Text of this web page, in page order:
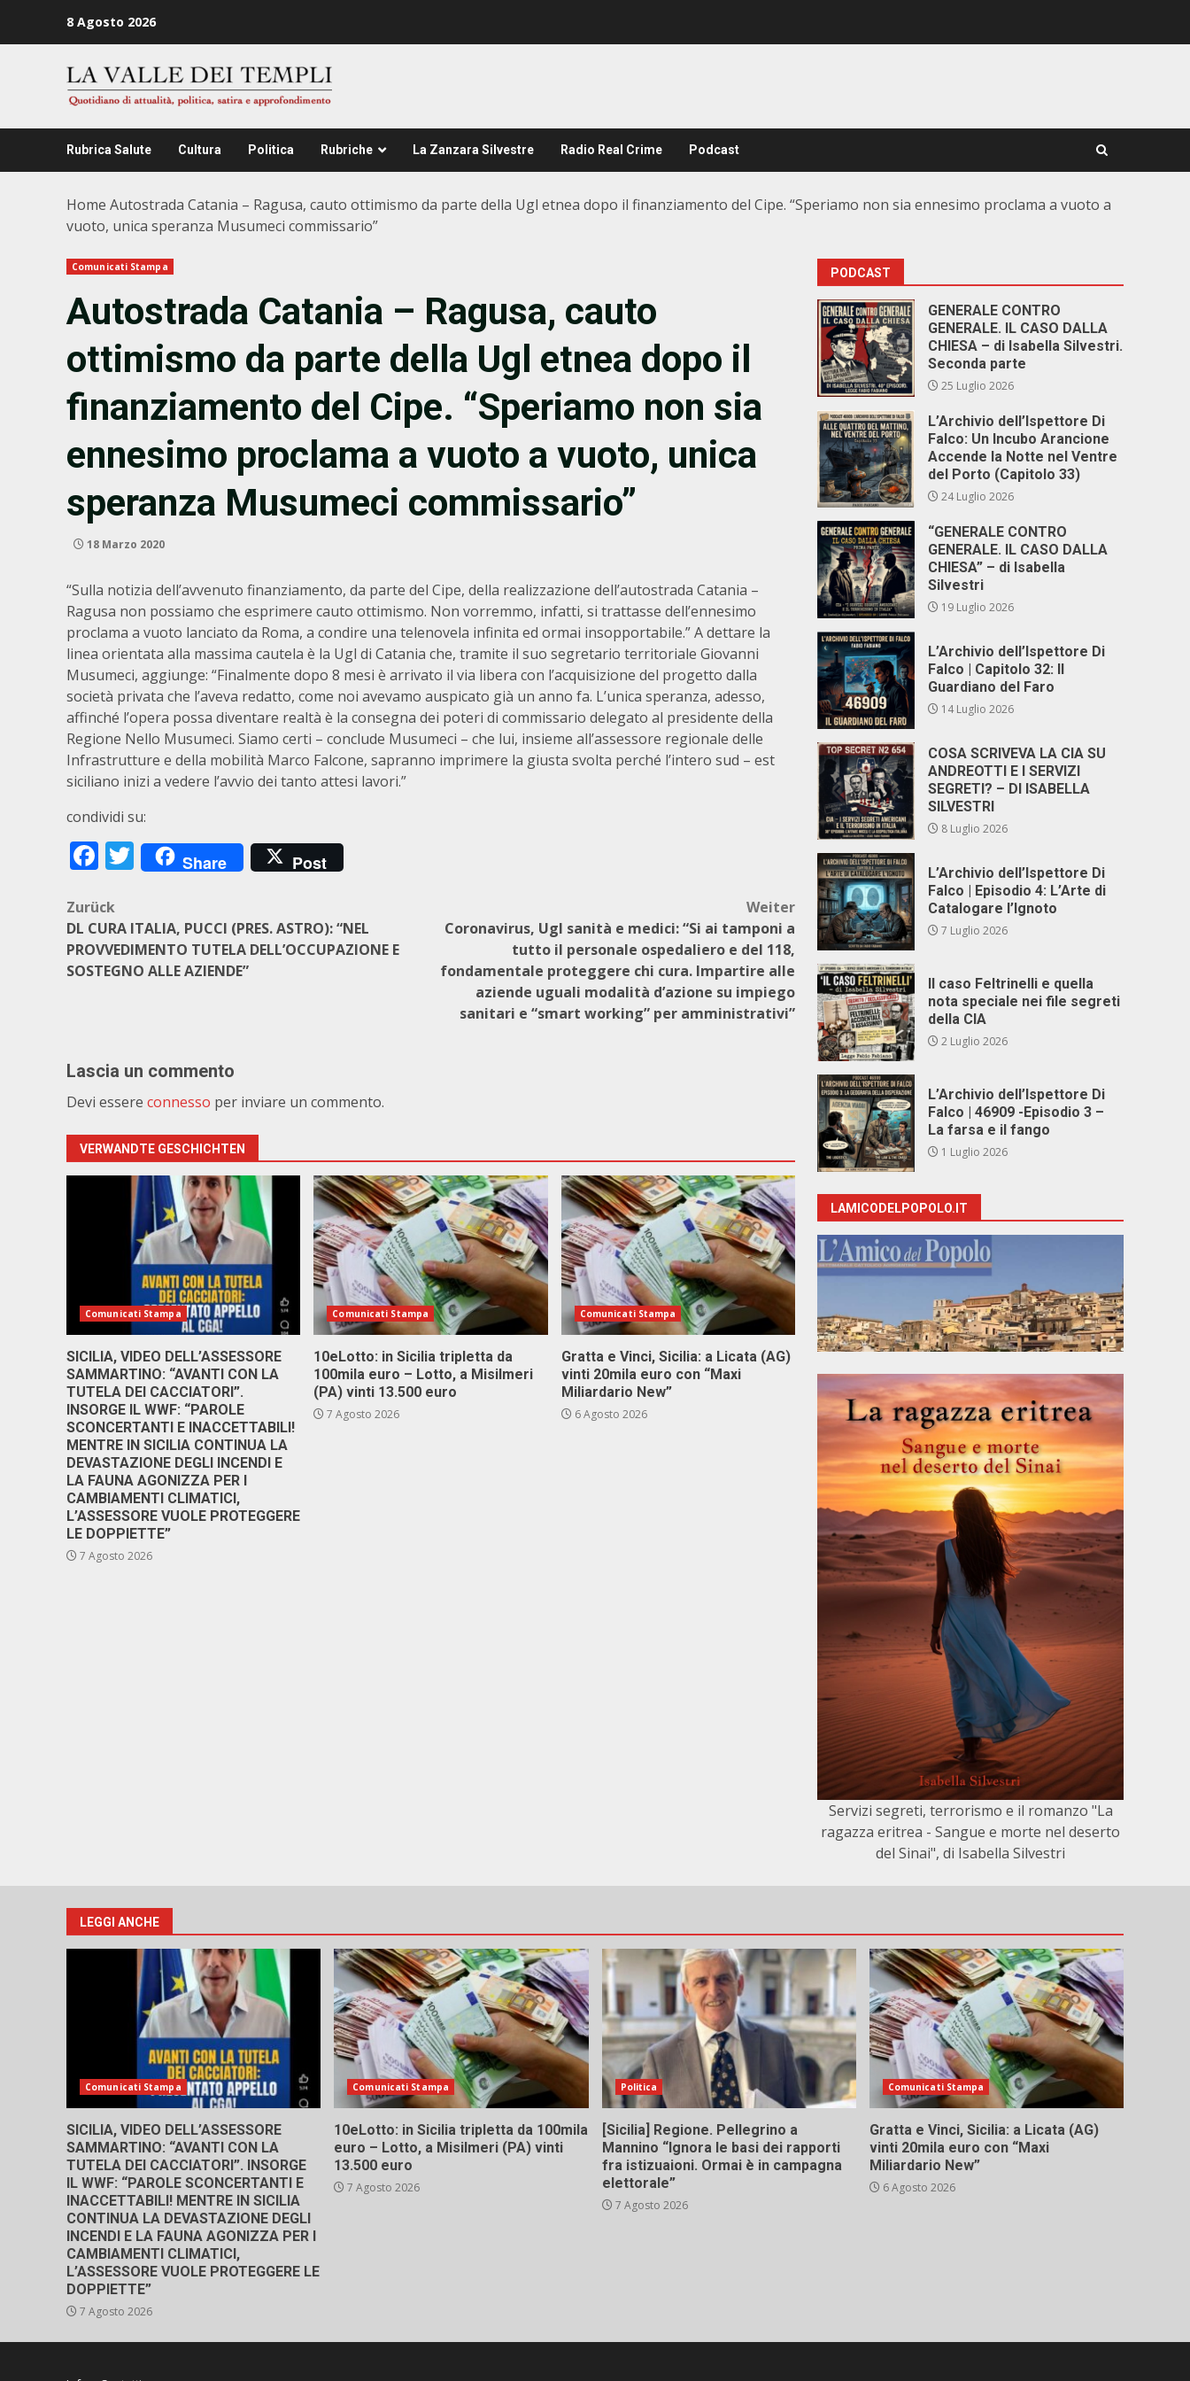
8 Agosto 2026
Rubrica Salute Cultura Politica Rubriche La Zanzara Silvestre Radio Real Crime Podcast
Home Autostrada Catania – Ragusa, cauto ottimismo da parte della Ugl etnea dopo il finanziamento del Cipe. “Speriamo non sia ennesimo proclama a vuoto a
vuoto, unica speranza Musumeci commissario”
Comunicati Stampa
Autostrada Catania – Ragusa, cauto
ottimismo da parte della Ugl etnea dopo il
finanziamento del Cipe. “Speriamo non sia
ennesimo proclama a vuoto a vuoto, unica
speranza Musumeci commissario”
18 Marzo 2020
“Sulla notizia dell’avvenuto finanziamento, da parte del Cipe, della realizzazione dell’autostrada Catania –
Ragusa non possiamo che esprimere cauto ottimismo. Non vorremmo, infatti, si trattasse dell’ennesimo
proclama a vuoto lanciato da Roma, a condire una telenovela infinita ed ormai insopportabile.” A dettare la
linea orientata alla massima cautela è la Ugl di Catania che, tramite il suo segretario territoriale Giovanni
Musumeci, aggiunge: “Finalmente dopo 8 mesi è arrivato il via libera con l’acquisizione del progetto dalla
società privata che l’aveva redatto, come noi avevamo auspicato già un anno fa. L’unica speranza, adesso,
affinché l’opera possa diventare realtà è la consegna dei poteri di commissario delegato al presidente della
Regione Nello Musumeci. Siamo certi – conclude Musumeci – che lui, insieme all’assessore regionale delle
Infrastrutture e della mobilità Marco Falcone, sapranno imprimere la giusta svolta perché l’intero sud – est
siciliano inizi a vedere l’avvio dei tanto attesi lavori.”
condividi su:
Facebook
Twitter
Share Post
Beitragsnavigation
Zurück
DL CURA ITALIA, PUCCI (PRES. ASTRO): “NEL
PROVVEDIMENTO TUTELA DELL’OCCUPAZIONE E
SOSTEGNO ALLE AZIENDE”
Weiter
Coronavirus, Ugl sanità e medici: “Si ai tamponi a
tutto il personale ospedaliero e del 118,
fondamentale proteggere chi cura. Impartire alle
aziende uguali modalità d’azione su impiego
sanitari e “smart working” per amministrativi”
Lascia un commento
Devi essere connesso per inviare un commento.
VERWANDTE GESCHICHTEN
Comunicati Stampa
SICILIA, VIDEO DELL’ASSESSORE
SAMMARTINO: “AVANTI CON LA
TUTELA DEI CACCIATORI”.
INSORGE IL WWF: “PAROLE
SCONCERTANTI E INACCETTABILI!
MENTRE IN SICILIA CONTINUA LA
DEVASTAZIONE DEGLI INCENDI E
LA FAUNA AGONIZZA PER I
CAMBIAMENTI CLIMATICI,
L’ASSESSORE VUOLE PROTEGGERE
LE DOPPIETTE”
7 Agosto 2026
Comunicati Stampa
10eLotto: in Sicilia tripletta da
100mila euro – Lotto, a Misilmeri
(PA) vinti 13.500 euro
7 Agosto 2026
Comunicati Stampa
Gratta e Vinci, Sicilia: a Licata (AG)
vinti 20mila euro con “Maxi
Miliardario New”
6 Agosto 2026
PODCAST
GENERALE CONTRO
GENERALE. IL CASO DALLA
CHIESA – di Isabella Silvestri.
Seconda parte
25 Luglio 2026
L’Archivio dell’Ispettore Di
Falco: Un Incubo Arancione
Accende la Notte nel Ventre
del Porto (Capitolo 33)
24 Luglio 2026
“GENERALE CONTRO
GENERALE. IL CASO DALLA
CHIESA” – di Isabella
Silvestri
19 Luglio 2026
L’Archivio dell’Ispettore Di
Falco | Capitolo 32: Il
Guardiano del Faro
14 Luglio 2026
COSA SCRIVEVA LA CIA SU
ANDREOTTI E I SERVIZI
SEGRETI? – DI ISABELLA
SILVESTRI
8 Luglio 2026
L’Archivio dell’Ispettore Di
Falco | Episodio 4: L’Arte di
Catalogare l’Ignoto
7 Luglio 2026
Il caso Feltrinelli e quella
nota speciale nei file segreti
della CIA
2 Luglio 2026
L’Archivio dell’Ispettore Di
Falco | 46909 -Episodio 3 –
La farsa e il fango
1 Luglio 2026
LAMICODELPOPOLO.IT
Servizi segreti, terrorismo e il romanzo "La
ragazza eritrea - Sangue e morte nel deserto
del Sinai", di Isabella Silvestri
LEGGI ANCHE
Comunicati Stampa
SICILIA, VIDEO DELL’ASSESSORE
SAMMARTINO: “AVANTI CON LA
TUTELA DEI CACCIATORI”. INSORGE
IL WWF: “PAROLE SCONCERTANTI E
INACCETTABILI! MENTRE IN SICILIA
CONTINUA LA DEVASTAZIONE DEGLI
INCENDI E LA FAUNA AGONIZZA PER I
CAMBIAMENTI CLIMATICI,
L’ASSESSORE VUOLE PROTEGGERE LE
DOPPIETTE”
7 Agosto 2026
Comunicati Stampa
10eLotto: in Sicilia tripletta da 100mila
euro – Lotto, a Misilmeri (PA) vinti
13.500 euro
7 Agosto 2026
Politica
[Sicilia] Regione. Pellegrino a
Mannino “Ignora le basi dei rapporti
fra istizuaioni. Ormai è in campagna
elettorale”
7 Agosto 2026
Comunicati Stampa
Gratta e Vinci, Sicilia: a Licata (AG)
vinti 20mila euro con “Maxi
Miliardario New”
6 Agosto 2026